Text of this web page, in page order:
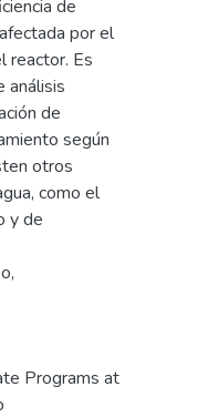
de
por el
reactor. Es
análisis
de
según
otros
como el
y de
Programs at